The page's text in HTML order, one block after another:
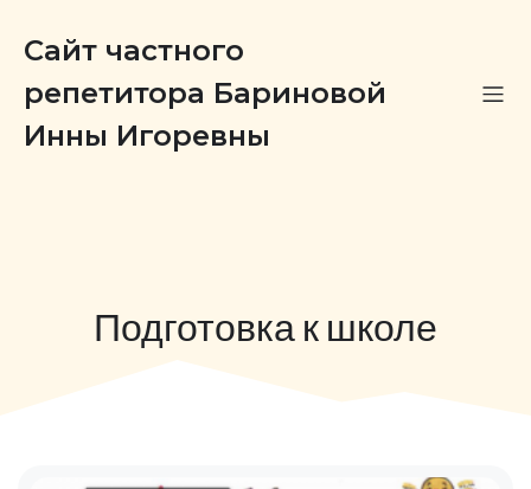
Сайт частного
репетитора Бариновой
Инны Игоревны
Подготовка к школе